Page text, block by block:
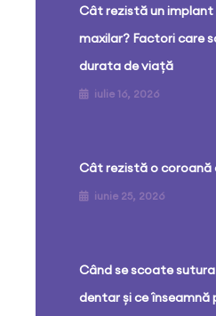
Cât rezistă un
maxilar? Factori care
durata de viață
iulie 16, 2026
Cât rezistă o coroană
iunie 25, 2026
Când se scoate
dentar și ce înseamnă